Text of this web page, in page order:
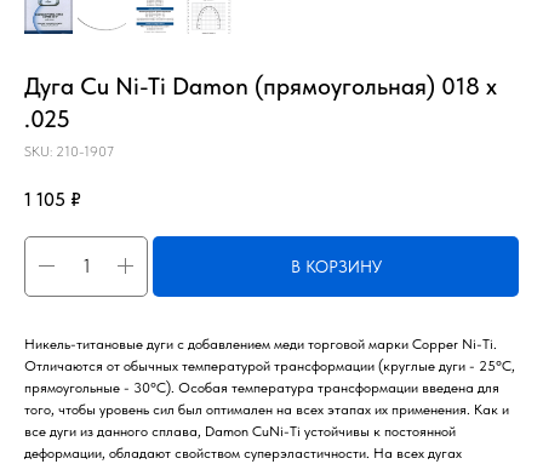
Дуга Cu Ni-Ti Damon (прямоугольная) 018 х
.025
SKU: 210-1907
1 105 ₽
В КОРЗИНУ
Никель-титановые дуги с добавлением меди торговой марки Copper Ni-Ti.
Отличаются от обычных температурой трансформации (круглые дуги - 25°С,
прямоугольные - 30°С). Особая температура трансформации введена для
того, чтобы уровень сил был оптимален на всех этапах их применения. Как и
все дуги из данного сплава, Damon CuNi-Ti устойчивы к постоянной
деформации, обладают свойством суперэластичности. На всех дугах